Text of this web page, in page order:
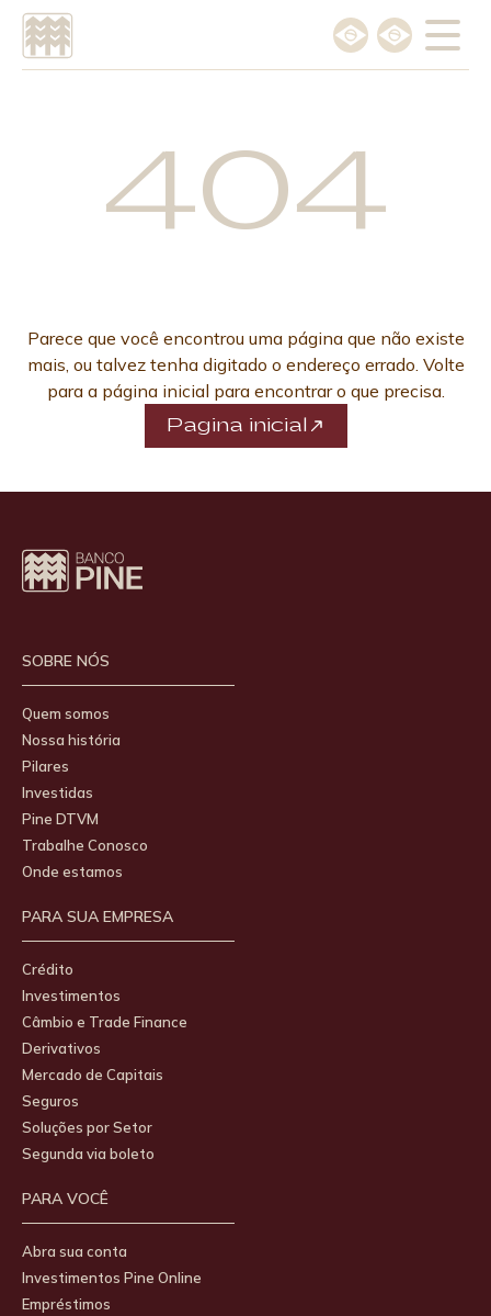
Escolha o idioma
English404
Parece que você encontrou uma página que não existe
mais, ou talvez tenha digitado o endereço errado. Volte
para a página inicial para encontrar o que precisa.
Pagina inicial
SOBRE NÓS
Quem somos
Nossa história
Pilares
Investidas
Pine DTVM
Trabalhe Conosco
Onde estamos
PARA SUA EMPRESA
Crédito
Investimentos
Câmbio e Trade Finance
Derivativos
Mercado de Capitais
Seguros
Soluções por Setor
Segunda via boleto
PARA VOCÊ
Abra sua conta
Investimentos Pine Online
Empréstimos